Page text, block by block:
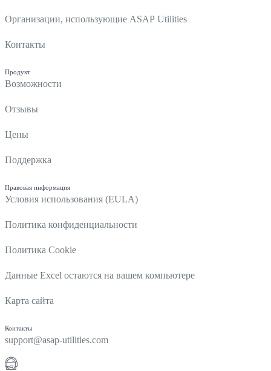
Организации, использующие ASAP Utilities
Контакты
Продукт
Возможности
Отзывы
Цены
Поддержка
Правовая информация
Условия использования (EULA)
Политика конфиденциальности
Политика Cookie
Данные Excel остаются на вашем компьютере
Карта сайта
Контакты
support@asap-utilities.com